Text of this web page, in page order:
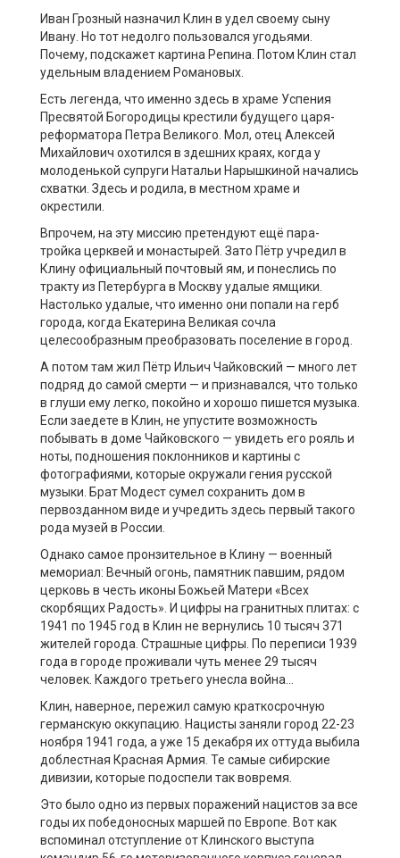
Иван Грозный назначил Клин в удел своему сыну
Ивану. Но тот недолго пользовался угодьями.
Почему, подскажет картина Репина. Потом Клин стал
удельным владением Романовых.
Есть легенда, что именно здесь в храме Успения
Пресвятой Богородицы крестили будущего царя-
реформатора Петра Великого. Мол, отец Алексей
Михайлович охотился в здешних краях, когда у
молоденькой супруги Натальи Нарышкиной начались
схватки. Здесь и родила, в местном храме и
окрестили.
Впрочем, на эту миссию претендуют ещё пара-
тройка церквей и монастырей. Зато Пётр учредил в
Клину официальный почтовый ям, и понеслись по
тракту из Петербурга в Москву удалые ямщики.
Настолько удалые, что именно они попали на герб
города, когда Екатерина Великая сочла
целесообразным преобразовать поселение в город.
А потом там жил Пётр Ильич Чайковский — много лет
подряд до самой смерти — и признавался, что только
в глуши ему легко, покойно и хорошо пишется музыка.
Если заедете в Клин, не упустите возможность
побывать в доме Чайковского — увидеть его рояль и
ноты, подношения поклонников и картины с
фотографиями, которые окружали гения русской
музыки. Брат Модест сумел сохранить дом в
первозданном виде и учредить здесь первый такого
рода музей в России.
Однако самое пронзительное в Клину — военный
мемориал: Вечный огонь, памятник павшим, рядом
церковь в честь иконы Божьей Матери «Всех
скорбящих Радость». И цифры на гранитных плитах: с
1941 по 1945 год в Клин не вернулись 10 тысяч 371
жителей города. Страшные цифры. По переписи 1939
года в городе проживали чуть менее 29 тысяч
человек. Каждого третьего унесла война…
Клин, наверное, пережил самую краткосрочную
германскую оккупацию. Нацисты заняли город 22-23
ноября 1941 года, а уже 15 декабря их оттуда выбила
доблестная Красная Армия. Те самые сибирские
дивизии, которые подоспели так вовремя.
Это было одно из первых поражений нацистов за все
годы их победоносных маршей по Европе. Вот как
вспоминал отступление от Клинского выступа